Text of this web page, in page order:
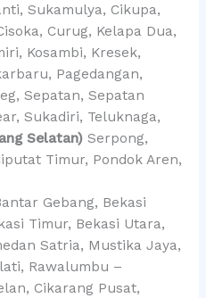
Sukamulya, Cikupa,
Curug, Kelapa Dua,
Kosambi, Kresek,
Pagedangan,
Sepatan, Sepatan
Sukadiri, Teluknaga,
Selatan)Serpong,
Timur, Pondok Aren,
Gebang, Bekasi
Timur, Bekasi Utara,
Satria, Mustika Jaya,
Rawalumbu –
Cikarang Pusat,